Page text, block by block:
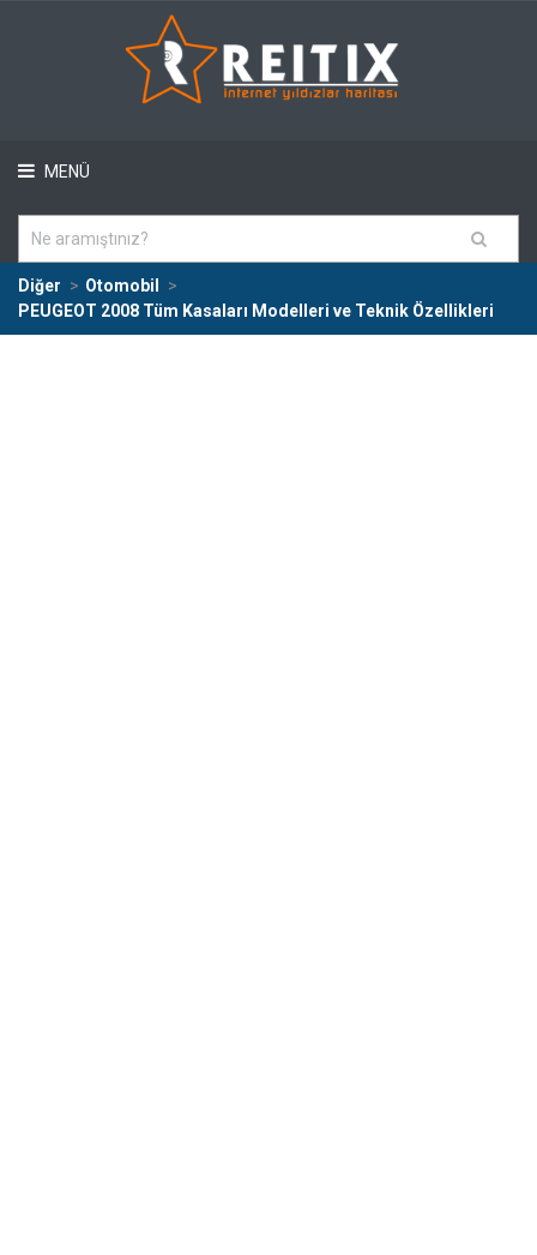
MENÜ
Diğer
Otomobil
PEUGEOT 2008 Tüm Kasaları Modelleri ve Teknik Özellikleri